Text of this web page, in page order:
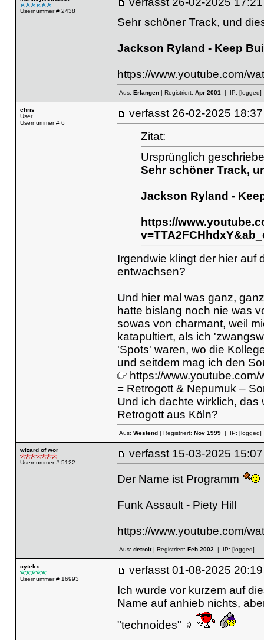
Usernummer # 2438
Sehr schöner Track, und
Jackson Ryland - Keep
https://www.youtube.com/
Aus: Erlangen| Registriert: Apr 2001| IP: [logged]
chris
User
Usernummer # 6
verfasst 26-02-2025
Zitat:
Ursprünglich
Sehr schöner Track,
Jackson Ryland -
https://
Irgendwie klingt der hier auf
entwachsen?
Und hier mal was ganz,
hatte bislang noch nie was
sowas von charmant, weil
katapultiert, als ich
'Spots' waren, wo die
und seitdem mag ich den
https://
= Retrogott & Nepumuk –
Und ich dachte wirklich,
Retrogott aus Köln?
Aus: Westend| Registriert: Nov 1999| IP: [logged]
wizard of wor
Usernummer # 5122
verfasst 15-03-2025
Der Name ist Programm
Funk Assault - Piety Hill
https://www.youtube.com/
Aus: detroit| Registriert: Feb 2002| IP: [logged]
cytekx
Usernummer # 16993
verfasst 01-08-2025
Ich wurde vor kurzem auf
Name auf anhieb nichts,
"technoides"